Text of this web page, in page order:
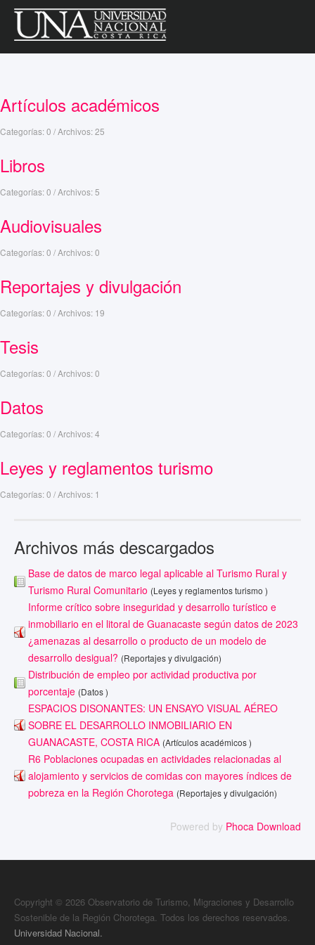
Artículos académicos
Categorías: 0 /Archivos: 25
Libros
Categorías: 0 /Archivos: 5
Audiovisuales
Categorías: 0 /Archivos: 0
Reportajes y divulgación
Categorías: 0 /Archivos: 19
Tesis
Categorías: 0 /Archivos: 0
Datos
Categorías: 0 /Archivos: 4
Leyes y reglamentos turismo
Categorías: 0 /Archivos: 1
Archivos más descargados
Base de datos de marco legal aplicable al Turismo Rural y
Turismo Rural Comunitario (Leyes y reglamentos turismo )
Informe crítico sobre inseguridad y desarrollo turístico e
inmobiliario en el litoral de Guanacaste según datos de 2023
¿amenazas al desarrollo o producto de un modelo de
desarrollo desigual? (Reportajes y divulgación)
Distribución de empleo por actividad productiva por
porcentaje (Datos )
ESPACIOS DISONANTES: UN ENSAYO VISUAL AÉREO
SOBRE EL DESARROLLO INMOBILIARIO EN
GUANACASTE, COSTA RICA (Artículos académicos )
R6 Poblaciones ocupadas en actividades relacionadas al
alojamiento y servicios de comidas con mayores índices de
pobreza en la Región Chorotega (Reportajes y divulgación)
Powered by Phoca Download
Copyright © 2026 Observatorio de Turismo, Migraciones y Desarrollo
Sostenible de la Región Chorotega. Todos los derechos reservados.
Universidad Nacional.